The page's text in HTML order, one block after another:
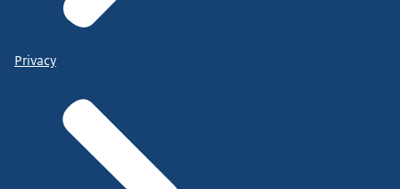
Privacy